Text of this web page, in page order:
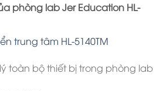
phòng lab Jer Education HL-
trung tâm HL-5140TM
toàn bộ thiết bị trong phòng lab